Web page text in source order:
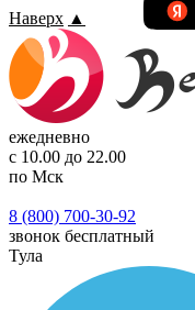
Наверх ▲
ежедневно
с 10.00 до 22.00
по Мск
8 (800) 700-30-92
звонок бесплатный
Тула